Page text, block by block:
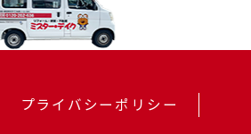
プライバシーポリシー